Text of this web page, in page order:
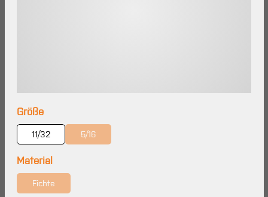
Größeauswählen
11/32 5/16
(Diese Option ist zurzeit nicht verfügbar.)
Materialauswählen
Fichte
(Diese Option ist zurzeit nicht verfügbar.)